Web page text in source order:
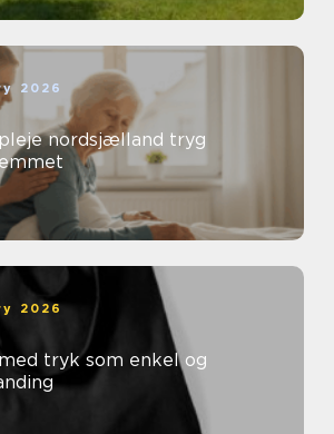
2026
nordsjælland tryg
2026
tryk som enkel og